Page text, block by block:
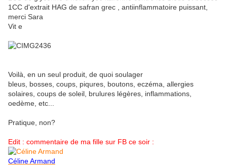
1CC d'extrait HAG de safran grec , antiinflammatoire puissant,
merci Sara
Vit e
Voilà, en un seul produit, de quoi soulager
bleus, bosses, coups, piqures, boutons, eczéma, allergies
solaires, coups de soleil, brulures légères, inflammations,
oedème, etc...
Pratique, non?
Edit : commentaire de ma fille sur FB ce soir :
Céline Armand